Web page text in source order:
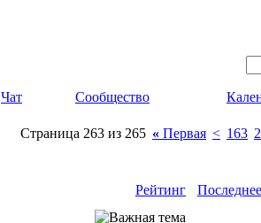
Чат Сообщество
Страница 263 из 265 « Первая < 163
Рейтинг